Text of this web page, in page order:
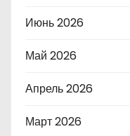
Июнь 2026
Май 2026
Апрель 2026
Март 2026